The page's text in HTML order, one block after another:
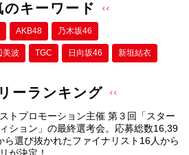
のキーワード
AKB48 乃木坂46
美波 TGC 日向坂46 新垣結衣
ーランキング
トプロモーション主催 第３回「スター
ション」の最終選考会。応募総数16,39
ら選び抜かれたファイナリスト16人から